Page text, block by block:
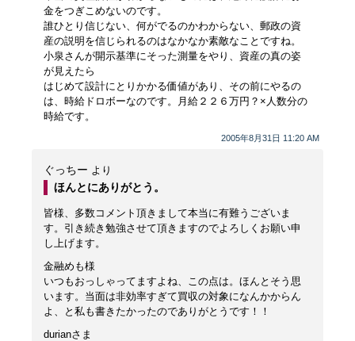
2005年8月31日 11:20 AM
金をつぎこめないのです。
誰ひとり信じない、何がでるのかわからない、郵政の資
産の説明を信じられるのはなかなか素敵なことですね。
小泉さんが開示基準にそった測量をやり、資産の真の姿
が見えたら
はじめて設計にとりかかる価値があり、その前にやるの
は、時給ドロボーなのです。月給２２６万円？×人数分の
時給です。
ぐっちー より
ほんとにありがとう。
皆様、多数コメント頂きまして本当に有難うございま
す。引き続き勉強させて頂きますのでよろしくお願い申
し上げます。
金融めも様
いつもおっしゃってますよね、この点は。ほんとそう思
います。当面は非効率すぎて買収の対象になんかからん
よ、と私も書きたかったのでありがとうです！！
durianさま